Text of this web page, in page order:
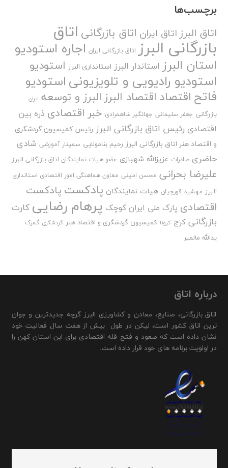
برچسب‌ها
اتاق البرزاتاق ایران اتاق بازرگانی اتاق
بازرگانی البرز اتاق بازرگانی ایران اجاره استودیو
استان البرز استاندار البرز استانداری البرز استودیو
استودیو رادیویی و تلویزیونیاستودیو
فاتح اقتصاد اقتصاد البرزالبرز و توسعه ایران
بازرگانی جعفر سلیمانی جهانگیر شاهمرادی خبر اقتصادی ذره بین
اقتصادی رئیس اتاق بازرگانی البرز رئیس کمیسیون گردشگری
و اقتصاد هنر اتاق بازرگانی البرز رحیم بنامولایی سمینار آموزشی شادی
حاضری صادرات عزیزالله شهبازی عضو هیات نمایندگان اتاق بازرگانی البرز
علیرضا بحرانی محسن امینی معاون هماهنگی امور اقتصادی استانداری
البرز مهشید قورچیان هیات نمایندگان پادکست پادکست
اقتصادی پارک ملی ایران کوچک پرهام رضایی کارت
بازرگانی کرج کرونا کمیسیون گردشگری و اقتصاد هنر گردشگری گمرک
یدالله مالمیر
درباره اتاق
اتاق بازرگانی، صنایع، معادن و کشاورزی البرز گرچه جدیدترین و جوان
ترین اتاق کشور است، لیکن در طول بیش از هفت سال فعالیت خود
نشان داده است که صعود و فتح قله اقتصادی برای این استان کهن را
در اولویت برنامه های خود قرار داده است.